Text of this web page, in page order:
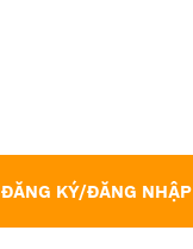
ĐĂNG KÝ/ĐĂNG NHẬP